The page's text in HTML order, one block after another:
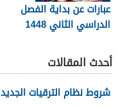
عبارات عن بداية الفصل
الدراسي الثاني 1448
أحدث المقالات
شروط نظام الترقيات الجديد 1448